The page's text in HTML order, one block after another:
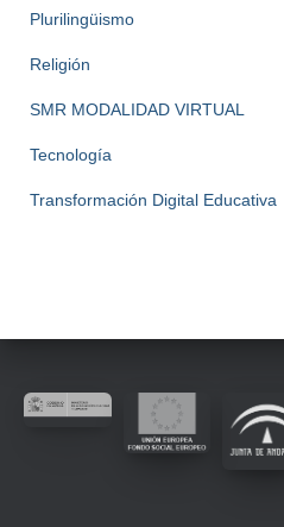
Plurilingüismo
Religión
SMR MODALIDAD VIRTUAL
Tecnología
Transformación Digital Educativa